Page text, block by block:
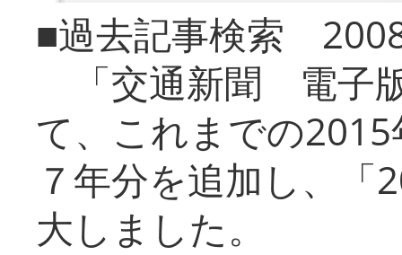
■過去記事検索
「交通新聞 電子
て、これまでの
７年分を追加し、「
大しまし